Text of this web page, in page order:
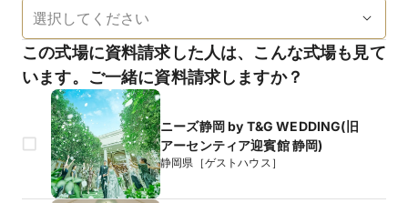
この式場に資料請求した人は、こんな式場も見て
います。ご一緒に資料請求しますか？
ニーズ静岡 by T&G WEDDING(旧
アーセンティア迎賓館 静岡)
静岡県［ゲストハウス］